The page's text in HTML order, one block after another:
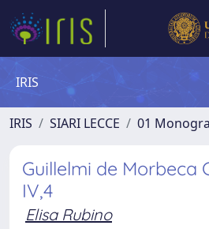
IRIS
IRIS SIARI LECCE 01
Guillelmi de Morbeca
IV,4
Elisa Rubino